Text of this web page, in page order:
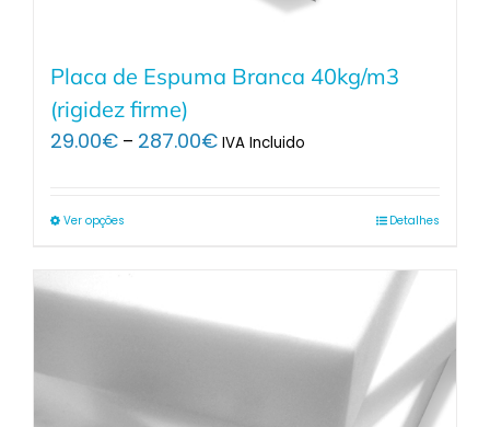
Placa de Espuma Branca 40kg/m3
(rigidez firme)
29.00€ – 287.00€Price
IVA Incluido
Ver opções Detalhes